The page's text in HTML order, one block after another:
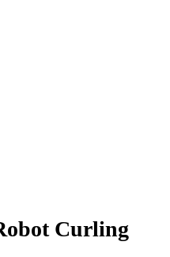
Curling